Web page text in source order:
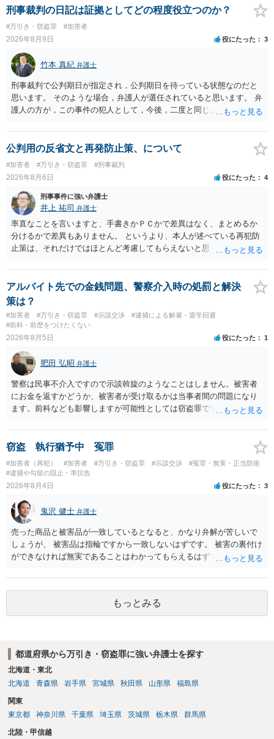
ページなどを別途調べて連絡することをお勧めします。ご参考にして
刑事裁判の日記は証拠としてどの程度役立つのか？
#万引き・窃盗罪 #加害者
2026年8月9日 役にたった 3
竹本 真紀 弁護士
刑事裁判で公判期日が指定され，公判期日を待っている状態なのだと
思います。 そのような場合，弁護人が選任されていると思います。 弁
護人の方が，この事件の犯人として，今後，二度と同じような犯罪を
いかアドバイスしてくれると思います。そして，書いた内容は，被告
人質問などで活用されることになると思います。 裁判のためだけに記
録するわけではないかもしれませんが，「裁判において証拠として利
用できる可能性があれば」と考えているのであれば，本件について証
拠も見て内容を把握している，弁護人の方と相談して書く内容を打ち
合わせて進めるのが，裁判の観点では一番効果的だと思います。 適応
障害で窃盗罪ということであれば，責任能力に影響する話ではなく情
状に関しての話になると思いますので，弁護人の方と相談してみまし
ょう。
公判用の反省文と再発防止策、について
#加害者 #万引き・窃盗罪 #刑事裁判
2026年8月6日 役にたった 4
刑事事件に強い弁護士
井上 祐司 弁護士
率直なことを言いますと、手書きかＰＣかで差異はなく、まとめるか
分けるかで差異もありません。 というより、本人が述べている再犯防
止策は、それだけではほとんど考慮してもらえないと思った方が良い
やカウンセリング・治療の内容 ・利用している再犯防止策（例えば保
護観察所と連携した職業支援の内容や具体的な就労・監督状況） ・監
督者の証言 など、証拠で担保された客観性と実現可能性があるもので
なければあまり意味がありません。 もともと執行猶予が狙える事案で
あれば本人の反省の言葉だけで十分であり、実刑となるか微妙な事案
では、本人が再発防止策をいくら述べてもほとんど効果は望めないと
アルバイト先での金銭問題、警察介入時の処罰と解決
策は？
#加害者 #万引き・窃盗罪 #示談交渉
#逮捕による解雇・退学回避
#前科・前歴をつけたくない
2026年8月5日 役にたった 1
肥田 弘昭 弁護士
警察は民事不介入ですので示談斡旋のようなことはしません。被害者
にお金を返すかどうか、被害者が受け取るかは当事者間の問題になり
ます。前科なども影響しますが可能性としては窃盗罪ですので、逮捕
窃盗 執行猶予中 冤罪
#加害者（再犯） #加害者 #万引き・窃盗罪 #示談交渉
#冤罪・無実・正当防衛
#逮捕や勾留の阻止・準抗告
2026年8月4日 役にたった 3
鬼沢 健士 弁護士
売った商品と被害品が一致しているとなると、かなり弁解が苦しいで
しょうが、 被害品は指輪ですから一致しないはずです。 被害の裏付け
ができなければ無実であることはわかってもらえるはずです。
もっとみる
都道府県から万引き・窃盗罪に強い弁護士を探す
北海道・東北
北海道
青森県 岩手県 宮城県 秋田県 山形県 福島県
関東
東京都
神奈川県 千葉県 埼玉県 茨城県 栃木県 群馬県
北陸・甲信越